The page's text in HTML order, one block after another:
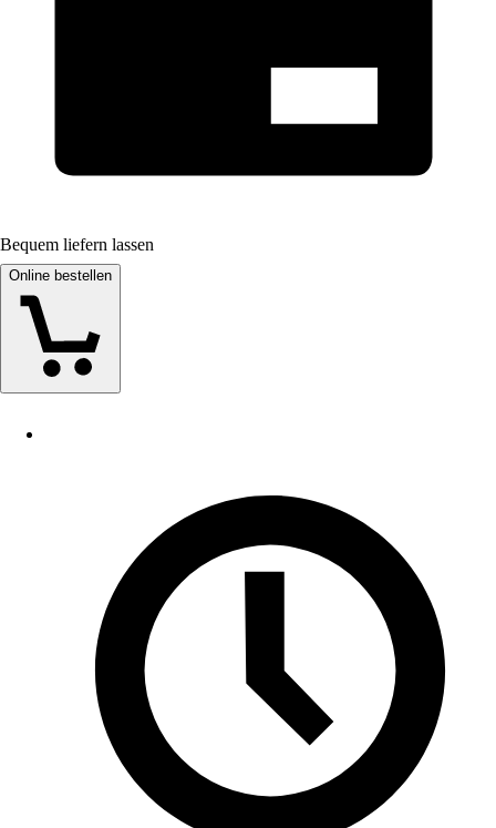
Bequem liefern lassen
Online bestellen